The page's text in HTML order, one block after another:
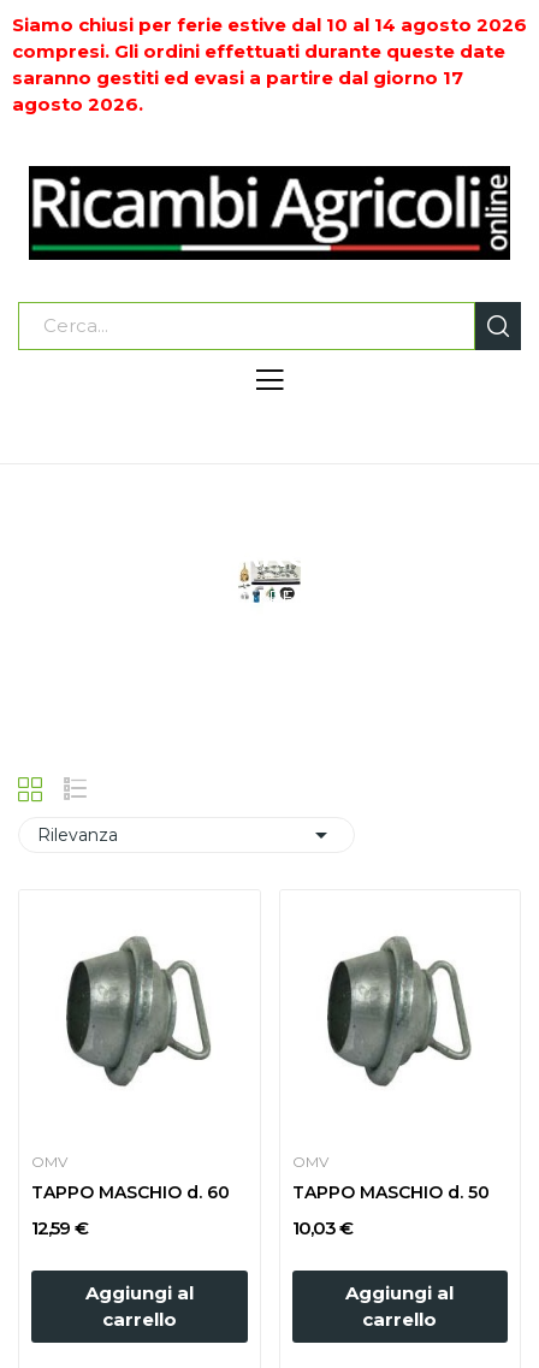
Siamo chiusi per ferie estive dal 10 al 14 agosto 2026
compresi. Gli ordini effettuati durante queste date
saranno gestiti ed evasi a partire dal giorno 17
agosto 2026.
BOTTE SPARGILIQUAMI
CARRI AGRICOLI PER IMPIEGHI SPECIFICI E
Rilevanza 
OMV
TAPPO MASCHIO d. 60
12,59 €
Aggiungi al
carrello
OMV
TAPPO MASCHIO d. 50
10,03 €
Aggiungi al
carrello